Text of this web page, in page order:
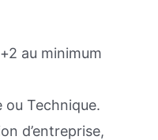
au minimum
ou Technique.
d’entreprise,